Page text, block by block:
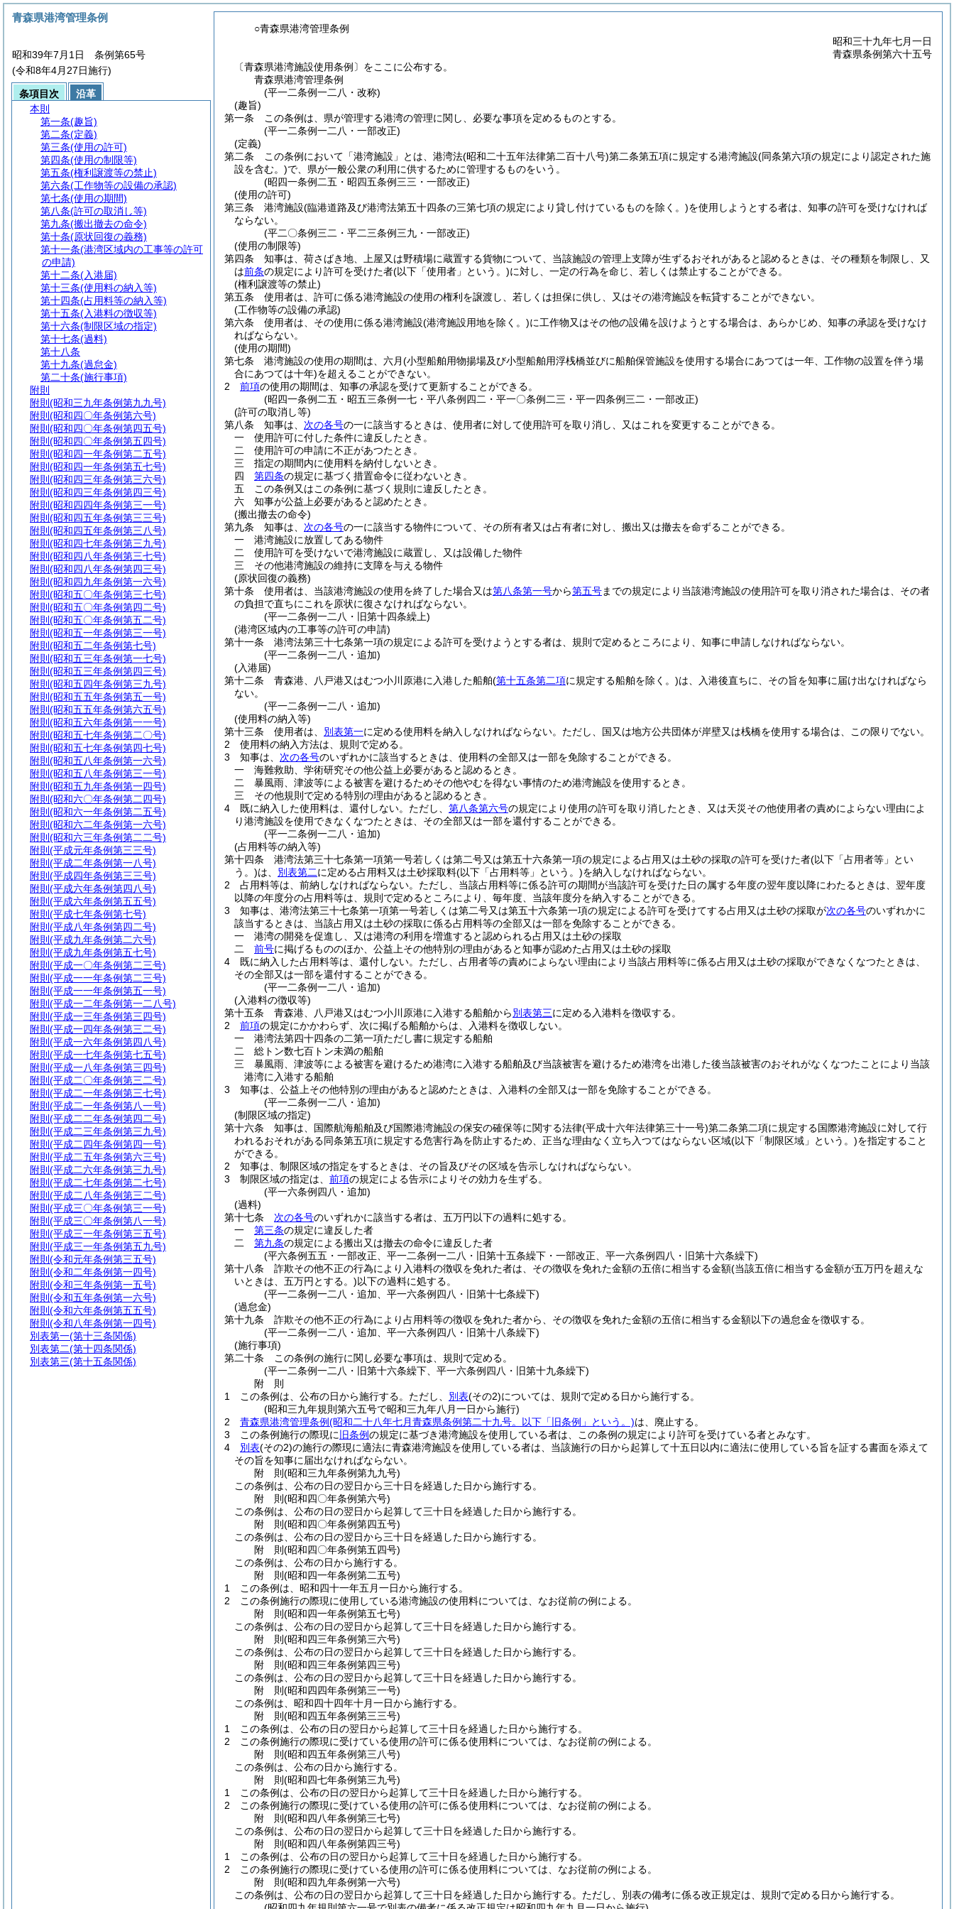
○青森県港湾管理条例
昭和三十九年七月一日
青森県条例第六十五号
〔青森県港湾施設使用条例〕をここに公布する。
青森県港湾管理条例
(平一二条例一二八・改称)
(趣旨)
第一条
この条例は、県が管理する港湾の管理に関し、必要な事項を定めるものとする。
(平一二条例一二八・一部改正)
(定義)
第二条
この条例において「港湾施設」とは、港湾法(昭和二十五年法律第二百十八号)第二条第五項に規定する港湾施設(同条第六項の規定により認定された施
設を含む。)で、県が一般公衆の利用に供するために管理するものをいう。
(昭四一条例二五・昭四五条例三三・一部改正)
(使用の許可)
第三条
港湾施設(臨港道路及び港湾法第五十四条の三第七項の規定により貸し付けているものを除く。)を使用しようとする者は、知事の許可を受けなければ
ならない。
(平二〇条例三二・平二三条例三九・一部改正)
(使用の制限等)
第四条
知事は、荷さばき地、上屋又は野積場に蔵置する貨物について、当該施設の管理上支障が生ずるおそれがあると認めるときは、その種類を制限し、又
は前条の規定により許可を受けた者(以下「使用者」という。)に対し、一定の行為を命じ、若しくは禁止することができる。
(権利譲渡等の禁止)
第五条
使用者は、許可に係る港湾施設の使用の権利を譲渡し、若しくは担保に供し、又はその港湾施設を転貸することができない。
(工作物等の設備の承認)
第六条
使用者は、その使用に係る港湾施設(港湾施設用地を除く。)に工作物又はその他の設備を設けようとする場合は、あらかじめ、知事の承認を受けなけ
ればならない。
(使用の期間)
第七条
港湾施設の使用の期間は、六月(小型船舶用物揚場及び小型船舶用浮桟橋並びに船舶保管施設を使用する場合にあつては一年、工作物の設置を伴う場
合にあつては十年)を超えることができない。
2
前項の使用の期間は、知事の承認を受けて更新することができる。
(昭四一条例二五・昭五三条例一七・平八条例四二・平一〇条例二三・平一四条例三二・一部改正)
(許可の取消し等)
第八条
知事は、 次の各号の一に該当するときは、使用者に対して使用許可を取り消し、又はこれを変更することができる。
一
使用許可に付した条件に違反したとき。
二
使用許可の申請に不正があつたとき。
三
指定の期間内に使用料を納付しないとき。
四
第四条の規定に基づく措置命令に従わないとき。
五
この条例又はこの条例に基づく規則に違反したとき。
六
知事が公益上必要があると認めたとき。
(搬出撤去の命令)
第九条
知事は、 次の各号の一に該当する物件について、その所有者又は占有者に対し、搬出又は撤去を命ずることができる。
一
港湾施設に放置してある物件
二
使用許可を受けないで港湾施設に蔵置し、又は設備した物件
三
その他港湾施設の維持に支障を与える物件
(原状回復の義務)
第十条
使用者は、当該港湾施設の使用を終了した場合又は第八条第一号から第五号までの規定により当該港湾施設の使用許可を取り消された場合は、その者
の負担で直ちにこれを原状に復さなければならない。
(平一二条例一二八・旧第十四条繰上)
(港湾区域内の工事等の許可の申請)
第十一条
港湾法第三十七条第一項の規定による許可を受けようとする者は、規則で定めるところにより、知事に申請しなければならない。
(平一二条例一二八・追加)
(入港届)
第十二条
青森港、八戸港又はむつ小川原港に入港した船舶(第十五条第二項に規定する船舶を除く。)は、入港後直ちに、その旨を知事に届け出なければなら
ない。
(平一二条例一二八・追加)
(使用料の納入等)
第十三条
使用者は、 別表第一に定める使用料を納入しなければならない。 ただし、国又は地方公共団体が岸壁又は桟橋を使用する場合は、この限りでない。
2
使用料の納入方法は、規則で定める。
3
知事は、 次の各号のいずれかに該当するときは、使用料の全部又は一部を免除することができる。
一
海難救助、学術研究その他公益上必要があると認めるとき。
二
暴風雨、津波等による被害を避けるためその他やむを得ない事情のため港湾施設を使用するとき。
三
その他規則で定める特別の理由があると認めるとき。
4
既に納入した使用料は、還付しない。 ただし、 第八条第六号の規定により使用の許可を取り消したとき、又は天災その他使用者の責めによらない理由によ
り港湾施設を使用できなくなつたときは、その全部又は一部を還付することができる。
(平一二条例一二八・追加)
(占用料等の納入等)
第十四条
港湾法第三十七条第一項第一号若しくは第二号又は第五十六条第一項の規定による占用又は土砂の採取の許可を受けた者(以下「占用者等」とい
う。)は、 別表第二に定める占用料又は土砂採取料(以下「占用料等」という。)を納入しなければならない。
2
占用料等は、前納しなければならない。 ただし、当該占用料等に係る許可の期間が当該許可を受けた日の属する年度の翌年度以降にわたるときは、翌年度
以降の年度分の占用料等は、規則で定めるところにより、毎年度、当該年度分を納入することができる。
3
知事は、港湾法第三十七条第一項第一号若しくは第二号又は第五十六条第一項の規定による許可を受けてする占用又は土砂の採取が次の各号のいずれかに
該当するときは、当該占用又は土砂の採取に係る占用料等の全部又は一部を免除することができる。
一
港湾の開発を促進し、又は港湾の利用を増進すると認められる占用又は土砂の採取
二
前号に掲げるもののほか、公益上その他特別の理由があると知事が認めた占用又は土砂の採取
4
既に納入した占用料等は、還付しない。 ただし、占用者等の責めによらない理由により当該占用料等に係る占用又は土砂の採取ができなくなつたときは、
その全部又は一部を還付することができる。
(平一二条例一二八・追加)
(入港料の徴収等)
第十五条
青森港、八戸港又はむつ小川原港に入港する船舶から別表第三に定める入港料を徴収する。
2
前項の規定にかかわらず、次に掲げる船舶からは、入港料を徴収しない。
一
港湾法第四十四条の二第一項ただし書に規定する船舶
二
総トン数七百トン未満の船舶
三
暴風雨、津波等による被害を避けるため港湾に入港する船舶及び当該被害を避けるため港湾を出港した後当該被害のおそれがなくなつたことにより当該
港湾に入港する船舶
3
知事は、公益上その他特別の理由があると認めたときは、入港料の全部又は一部を免除することができる。
(平一二条例一二八・追加)
(制限区域の指定)
第十六条
知事は、国際航海船舶及び国際港湾施設の保安の確保等に関する法律(平成十六年法律第三十一号)第二条第二項に規定する国際港湾施設に対して行
われるおそれがある同条第五項に規定する危害行為を防止するため、正当な理由なく立ち入つてはならない区域(以下「制限区域」という。)を指定すること
ができる。
2
知事は、制限区域の指定をするときは、その旨及びその区域を告示しなければならない。
3
制限区域の指定は、 前項の規定による告示によりその効力を生ずる。
(平一六条例四八・追加)
(過料)
第十七条
次の各号のいずれかに該当する者は、五万円以下の過料に処する。
一
第三条の規定に違反した者
二
第九条の規定による搬出又は撤去の命令に違反した者
(平六条例五五・一部改正、平一二条例一二八・旧第十五条繰下・一部改正、平一六条例四八・旧第十六条繰下)
第十八条
詐欺その他不正の行為により入港料の徴収を免れた者は、その徴収を免れた金額の五倍に相当する金額(当該五倍に相当する金額が五万円を超えな
いときは、五万円とする。)以下の過料に処する。
(平一二条例一二八・追加、平一六条例四八・旧第十七条繰下)
(過怠金)
第十九条
詐欺その他不正の行為により占用料等の徴収を免れた者から、その徴収を免れた金額の五倍に相当する金額以下の過怠金を徴収する。
(平一二条例一二八・追加、平一六条例四八・旧第十八条繰下)
(施行事項)
第二十条
この条例の施行に関し必要な事項は、規則で定める。
(平一二条例一二八・旧第十六条繰下、平一六条例四八・旧第十九条繰下)
附 則
1
この条例は、公布の日から施行する。 ただし、 別表(その2)については、規則で定める日から施行する。
(昭和三九年規則第六五号で昭和三九年八月一日から施行)
2
青森県港湾管理条例(昭和二十八年七月青森県条例第二十九号。以下「旧条例」という。)は、廃止する。
3
この条例施行の際現に 旧条例の規定に基づき港湾施設を使用している者は、この条例の規定により許可を受けている者とみなす。
4
別表(その2)の施行の際現に適法に青森港湾施設を使用している者は、当該施行の日から起算して十五日以内に適法に使用している旨を証する書面を添えて
その旨を知事に届出なければならない。
附 則(昭和三九年条例第九九号)
この条例は、公布の日の翌日から三十日を経過した日から施行する。
附 則(昭和四〇年条例第六号)
この条例は、公布の日の翌日から起算して三十日を経過した日から施行する。
附 則(昭和四〇年条例第四五号)
この条例は、公布の日の翌日から三十日を経過した日から施行する。
附 則(昭和四〇年条例第五四号)
この条例は、公布の日から施行する。
附 則(昭和四一年条例第二五号)
1
この条例は、昭和四十一年五月一日から施行する。
2
この条例施行の際現に使用している港湾施設の使用料については、なお従前の例による。
附 則(昭和四一年条例第五七号)
この条例は、公布の日の翌日から起算して三十日を経過した日から施行する。
附 則(昭和四三年条例第三六号)
この条例は、公布の日の翌日から起算して三十日を経過した日から施行する。
附 則(昭和四三年条例第四三号)
この条例は、公布の日の翌日から起算して三十日を経過した日から施行する。
附 則(昭和四四年条例第三一号)
この条例は、昭和四十四年十月一日から施行する。
附 則(昭和四五年条例第三三号)
1
この条例は、公布の日の翌日から起算して三十日を経過した日から施行する。
2
この条例施行の際現に受けている使用の許可に係る使用料については、なお従前の例による。
附 則(昭和四五年条例第三八号)
この条例は、公布の日から施行する。
附 則(昭和四七年条例第三九号)
1
この条例は、公布の日の翌日から起算して三十日を経過した日から施行する。
2
この条例施行の際現に受けている使用の許可に係る使用料については、なお従前の例による。
附 則(昭和四八年条例第三七号)
この条例は、公布の日の翌日から起算して三十日を経過した日から施行する。
附 則(昭和四八年条例第四三号)
1
この条例は、公布の日の翌日から起算して三十日を経過した日から施行する。
2
この条例施行の際現に受けている使用の許可に係る使用料については、なお従前の例による。
附 則(昭和四九年条例第一六号)
この条例は、公布の日の翌日から起算して三十日を経過した日から施行する。 ただし、別表の備考に係る改正規定は、規則で定める日から施行する。
青森県港湾管理条例
昭和39年7月1日 条例第65号
(令和8年4月27日施行)
条項目次
沿革
本則
第一条(趣旨)
第二条(定義)
第三条(使用の許可)
第四条(使用の制限等)
第五条(権利譲渡等の禁止)
第六条(工作物等の設備の承認)
第七条(使用の期間)
第八条(許可の取消し等)
第九条(搬出撤去の命令)
第十条(原状回復の義務)
第十一条(港湾区域内の工事等の許可
の申請)
第十二条(入港届)
第十三条(使用料の納入等)
第十四条(占用料等の納入等)
第十五条(入港料の徴収等)
第十六条(制限区域の指定)
第十七条(過料)
第十八条
第十九条(過怠金)
第二十条(施行事項)
附則
附則 (昭和三九年条例第九九号)
附則 (昭和四〇年条例第六号)
附則 (昭和四〇年条例第四五号)
附則 (昭和四〇年条例第五四号)
附則 (昭和四一年条例第二五号)
附則 (昭和四一年条例第五七号)
附則 (昭和四三年条例第三六号)
附則 (昭和四三年条例第四三号)
附則 (昭和四四年条例第三一号)
附則 (昭和四五年条例第三三号)
附則 (昭和四五年条例第三八号)
附則 (昭和四七年条例第三九号)
附則 (昭和四八年条例第三七号)
附則 (昭和四八年条例第四三号)
附則 (昭和四九年条例第一六号)
附則 (昭和五〇年条例第三七号)
附則 (昭和五〇年条例第四二号)
附則 (昭和五〇年条例第五二号)
附則 (昭和五一年条例第三一号)
附則 (昭和五二年条例第七号)
附則 (昭和五三年条例第一七号)
附則 (昭和五三年条例第四三号)
附則 (昭和五四年条例第三九号)
附則 (昭和五五年条例第五一号)
附則 (昭和五五年条例第六五号)
附則 (昭和五六年条例第一一号)
附則 (昭和五七年条例第二〇号)
附則 (昭和五七年条例第四七号)
附則 (昭和五八年条例第一六号)
附則 (昭和五八年条例第三一号)
附則 (昭和五九年条例第一四号)
附則 (昭和六〇年条例第二四号)
附則 (昭和六一年条例第二五号)
附則 (昭和六二年条例第一六号)
附則 (昭和六三年条例第二二号)
附則 (平成元年条例第三三号)
附則 (平成二年条例第一八号)
附則 (平成四年条例第三三号)
附則 (平成六年条例第四八号)
附則 (平成六年条例第五五号)
附則 (平成七年条例第七号)
附則 (平成八年条例第四二号)
附則 (平成九年条例第二六号)
附則 (平成九年条例第五七号)
附則 (平成一〇年条例第二三号)
附則 (平成一一年条例第二三号)
附則 (平成一一年条例第五一号)
附則 (平成一二年条例第一二八号)
附則 (平成一三年条例第三四号)
附則 (平成一四年条例第三二号)
附則 (平成一六年条例第四八号)
附則 (平成一七年条例第七五号)
附則 (平成一八年条例第三四号)
附則 (平成二〇年条例第三二号)
附則 (平成二一年条例第三七号)
附則 (平成二一年条例第八一号)
附則 (平成二二年条例第四二号)
附則 (平成二三年条例第三九号)
附則 (平成二四年条例第四一号)
附則 (平成二五年条例第六三号)
附則 (平成二六年条例第三九号)
附則 (平成二七年条例第二七号)
附則 (平成二八年条例第三二号)
附則 (平成三〇年条例第三一号)
附則 (平成三〇年条例第八一号)
附則 (平成三一年条例第三五号)
附則 (平成三一年条例第五九号)
附則 (令和元年条例第三五号)
附則 (令和二年条例第一四号)
附則 (令和三年条例第一五号)
附則 (令和五年条例第一六号)
附則 (令和六年条例第五五号)
附則 (令和八年条例第一四号)
別表第一(第十三条関係)
別表第二(第十四条関係)
別表第三(第十五条関係)